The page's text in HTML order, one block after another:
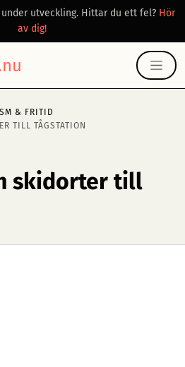
utveckling. Hittar du ett fel? Hör
av dig!
& FRITID
TILL TÅGSTATION
skidorter till